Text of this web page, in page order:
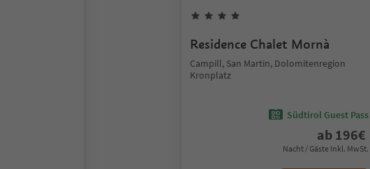
Residence Chalet Mornà
Campill, San Martin, Dolomitenregion
Kronplatz
Südtirol Guest Pass
ab 196€
Nacht / Gäste Inkl. MwSt.